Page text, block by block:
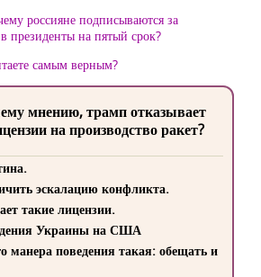
россияне подписываются за
президенты на пятый срок?
самым верным?
мнению, трамп отказывает
на производство ракет?
эскалацию конфликта.
такие лицензии.
Украины на США
манера поведения такая: обещать и